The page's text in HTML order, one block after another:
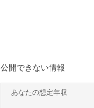
公開できない情報
あなたの想定年収